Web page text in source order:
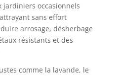
jardiniers occasionnels
sans effort
arrosage, désherbage
résistants et des
comme la lavande, le